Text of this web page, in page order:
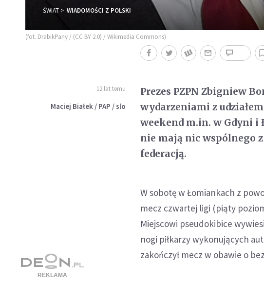
ŚWIAT WIADOMOŚCI Z POLSKI
(fot. DrabikPany / (CC BY 2.0) / Wikimedia Commons)
12 lat temu
Maciej Białek / PAP / slo
Prezes PZPN Zbigniew
wydarzeniami z
weekend m.in. w Gdyni i
nie mają nic wspólnego
federacją.
W sobotę w Łomiankach z
mecz czwartej ligi (piąty
Miejscowi pseudokibice
nogi piłkarzy wykonujących
zakończył mecz w obawie o